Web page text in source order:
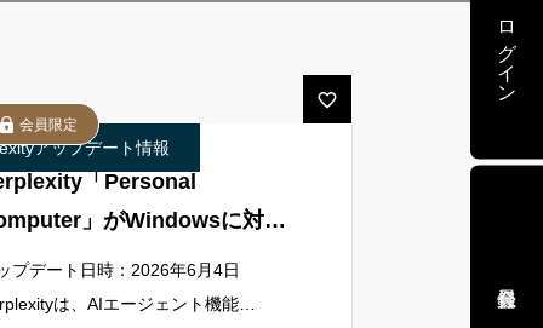
アップデート情報
会員限定
「Personal
」がWindowsに対応
日常のアプリとファイルを
まとめて扱う新機能
プデート日時：2026年6月4日
は、AIエージェント機能
ログイン